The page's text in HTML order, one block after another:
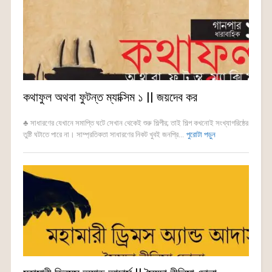
কথাফুল অথবা ফুটন্ত ম্যাক্সিম ১ || জয়দেব কর
♣ সাধারণের যেখানে সমাপ্তি ঘটে সেখান থেকেই শুরু শিল্পীর; তাই শিল্প কখনোই সংখ্যাগরিষ্ঠের
তুষ্টি ঘটাতে পারে না। সাম্প্রতিকতা সাধারণের নিকট খুবই জনপ্রি...
পুরোটা পড়ুন